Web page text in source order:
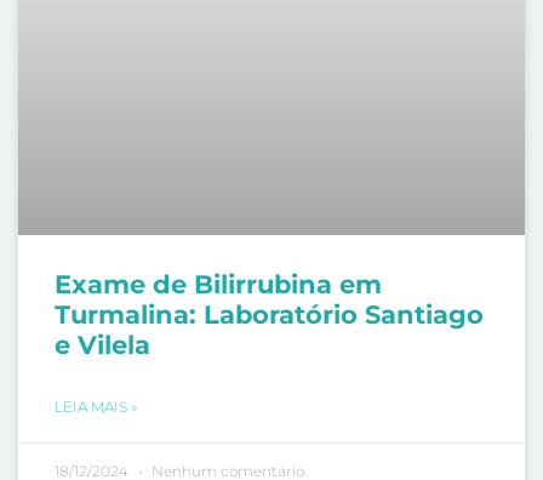
Exame de Bilirrubina em
Turmalina: Laboratório Santiago
e Vilela
LEIA MAIS »
18/12/2024 Nenhum comentário